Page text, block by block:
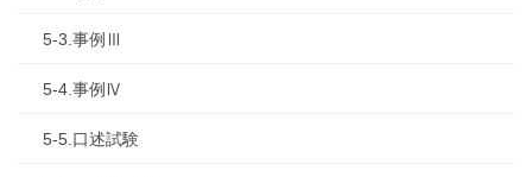
5-3.事例Ⅲ
5-4.事例Ⅳ
5-5.口述試験